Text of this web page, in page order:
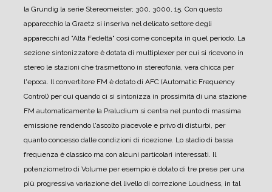
la Grundig la serie Stereomeister, 300, 3000, 15. Con questo
apparecchio la Graetz si inseriva nel delicato settore degli
apparecchi ad "Alta Fedeltà" così come concepita in quel periodo. La
sezione sintonizzatore è dotata di multiplexer per cui si ricevono in
stereo le stazioni che trasmettono in stereofonia, vera chicca per
l'epoca. Il convertitore FM è dotato di AFC (Automatic Frequency
Control) per cui quando ci si sintonizza in prossimità di una stazione
FM automaticamente la Praludium si centra nel punto di massima
emissione rendendo l'ascolto piacevole e privo di disturbi, per
quanto concesso dalle condizioni di ricezione. Lo stadio di bassa
frequenza è classico ma con alcuni particolari interessati. Il
potenziometro di Volume per esempio è dotato di tre prese per una
più progressiva variazione del livello di correzione Loudness, in tal